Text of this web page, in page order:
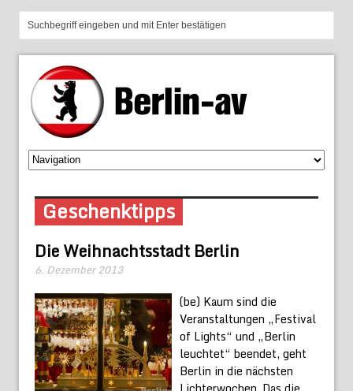
Geschenktipps
Die Weihnachtsstadt Berlin
6. Dezember 2013
(be) Kaum sind die
Veranstaltungen „Festival
of Lights“ und „Berlin
leuchtet“ beendet, geht
Berlin in die nächsten